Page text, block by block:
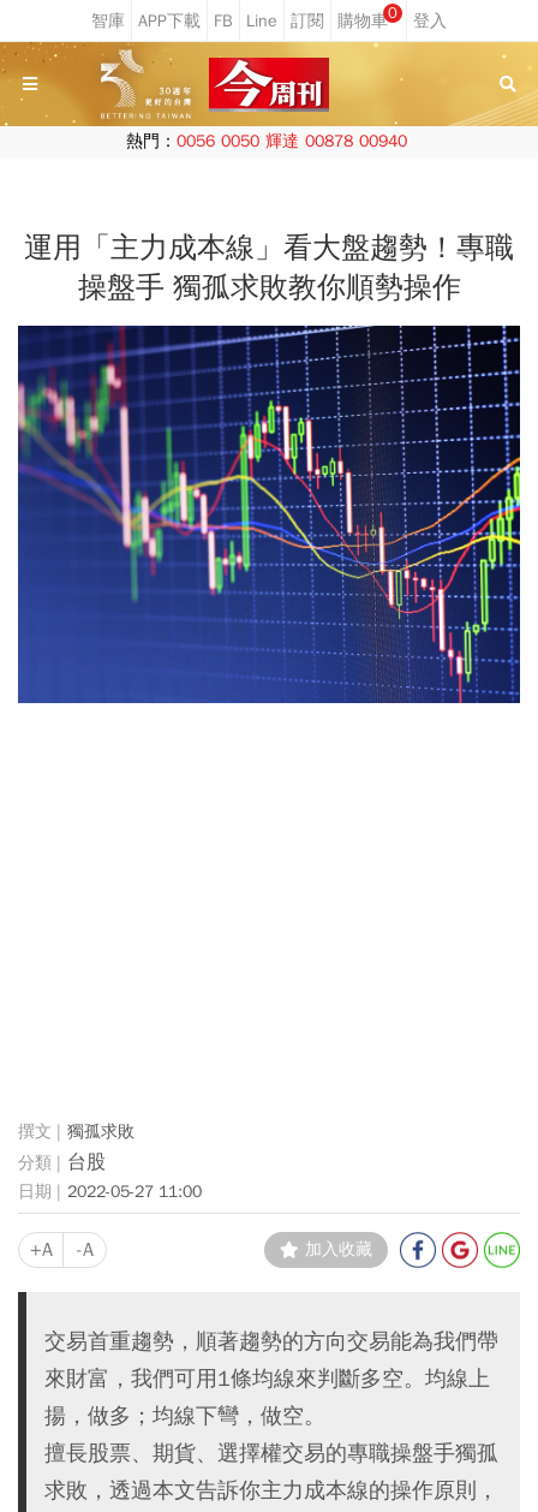
0
熱門： 0056 0050 輝達 00878 00940
運用「主力成本線」看大盤趨勢！專職
操盤手 獨孤求敗教你順勢操作
獨孤求敗
台股
2022-05-27 11:00
+A -A 加入收藏
交易首重趨勢，順著趨勢的方向交易能為我們帶
來財富，我們可用1條均線來判斷多空。均線上
揚，做多；均線下彎，做空。
擅長股票、期貨、選擇權交易的專職操盤手獨孤
求敗，透過本文告訴你主力成本線的操作原則，